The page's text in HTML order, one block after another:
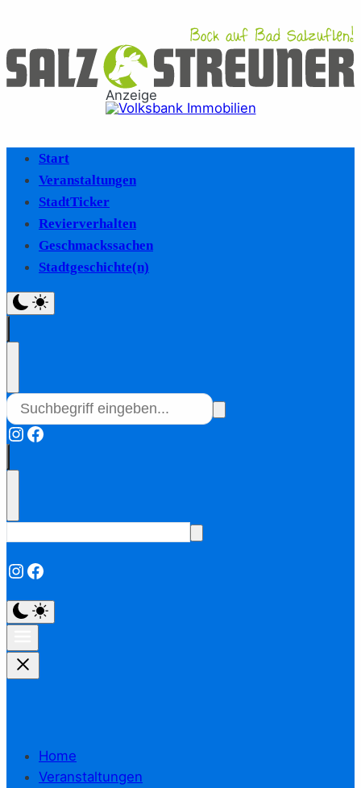
Anzeige
Start
Veranstaltungen
StadtTicker
Revierverhalten
Geschmackssachen
Stadtgeschichte(n)
Instagram
Facebook
Instagram
Facebook
Home
Veranstaltungen